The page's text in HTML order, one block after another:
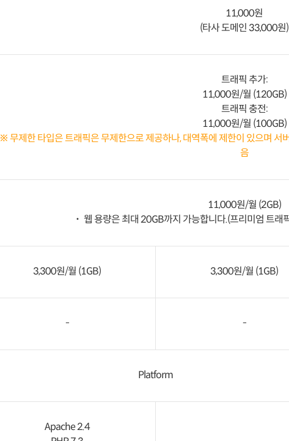
11,000원
(타사 도메인 33,000원)
트래픽 추가:
11,000원/월 (120GB)
트래픽 충전:
11,000원/월 (100GB)
※ 무제한 타입은 트래픽은 무제한으로 제공하나, 대역폭에 제한이 있으며 서
음
11,000원/월 (2GB)
˙ 웹 용량은 최대 20GB까지 가능합니다.(프리미엄 트래
3,300원/월 (1GB) 3,300원/월 (1GB)
- -
Platform
Apache 2.4